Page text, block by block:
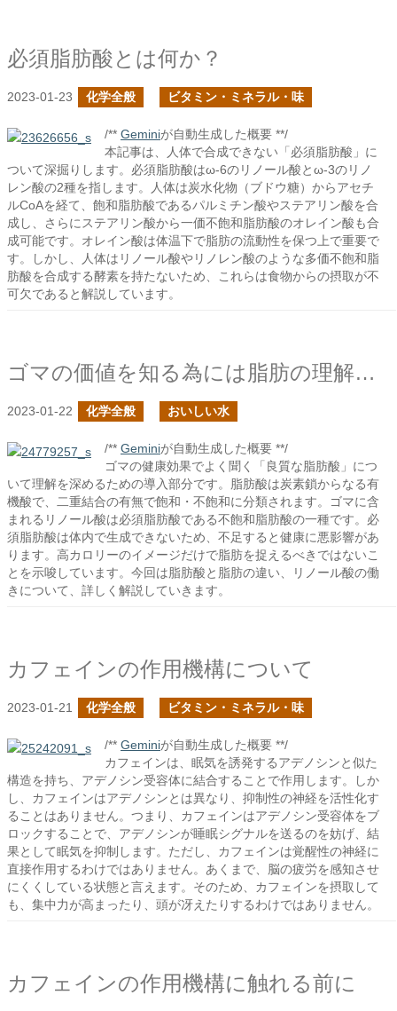
必須脂肪酸とは何か？
2023-01-23 化学全般 ビタミン・ミネラル・味
/** Geminiが自動生成した概要 **/
本記事は、人体で合成できない「必須脂肪酸」に
ついて深掘りします。必須脂肪酸はω-6のリノール酸とω-3のリノ
レン酸の2種を指します。人体は炭水化物（ブドウ糖）からアセチ
ルCoAを経て、飽和脂肪酸であるパルミチン酸やステアリン酸を合
成し、さらにステアリン酸から一価不飽和脂肪酸のオレイン酸も合
成可能です。オレイン酸は体温下で脂肪の流動性を保つ上で重要で
す。しかし、人体はリノール酸やリノレン酸のような多価不飽和脂
肪酸を合成する酵素を持たないため、これらは食物からの摂取が不
可欠であると解説しています。
ゴマの価値を知る為には脂肪の理解が必要なのだろう
2023-01-22 化学全般 おいしい水
/** Geminiが自動生成した概要 **/
ゴマの健康効果でよく聞く「良質な脂肪酸」につ
いて理解を深めるための導入部分です。脂肪酸は炭素鎖からなる有
機酸で、二重結合の有無で飽和・不飽和に分類されます。ゴマに含
まれるリノール酸は必須脂肪酸である不飽和脂肪酸の一種です。必
須脂肪酸は体内で生成できないため、不足すると健康に悪影響があ
ります。高カロリーのイメージだけで脂肪を捉えるべきではないこ
とを示唆しています。今回は脂肪酸と脂肪の違い、リノール酸の働
きについて、詳しく解説していきます。
カフェインの作用機構について
2023-01-21 化学全般 ビタミン・ミネラル・味
/** Geminiが自動生成した概要 **/
カフェインは、眠気を誘発するアデノシンと似た
構造を持ち、アデノシン受容体に結合することで作用します。しか
し、カフェインはアデノシンとは異なり、抑制性の神経を活性化す
ることはありません。つまり、カフェインはアデノシン受容体をブ
ロックすることで、アデノシンが睡眠シグナルを送るのを妨げ、結
果として眠気を抑制します。ただし、カフェインは覚醒性の神経に
直接作用するわけではありません。あくまで、脳の疲労を感知させ
にくくしている状態と言えます。そのため、カフェインを摂取して
も、集中力が高まったり、頭が冴えたりするわけではありません。
カフェインの作用機構に触れる前に